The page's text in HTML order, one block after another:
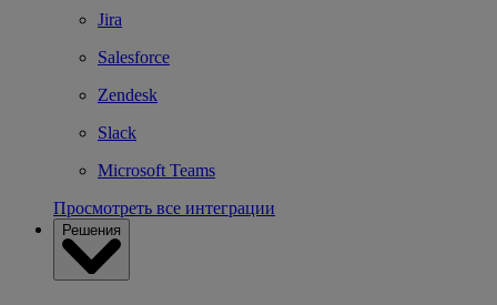
Jira
Salesforce
Zendesk
Slack
Microsoft Teams
Просмотреть все интеграции
Решения